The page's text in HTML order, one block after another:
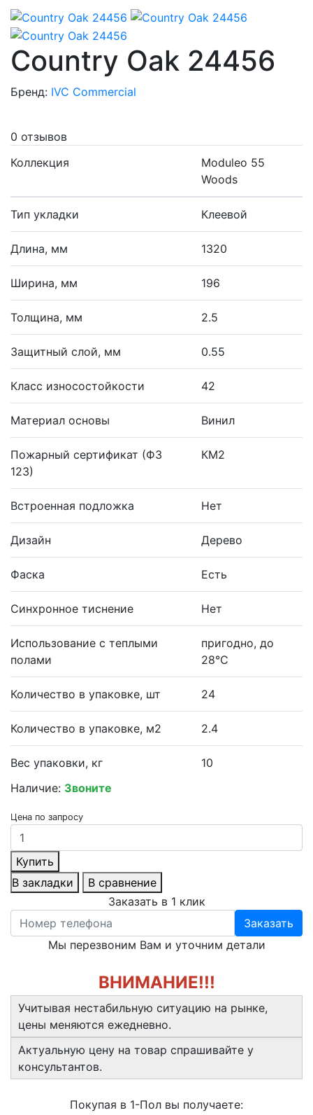
Country Oak 24456
Бренд: IVC Commercial
0 отзывов
Коллекция
Moduleo 55
Woods
Тип укладки Клеевой
Длина, мм 1320
Ширина, мм 196
Толщина, мм 2.5
Защитный слой, мм 0.55
Класс износостойкости 42
Материал основы Винил
Пожарный сертификат (ФЗ
123)
КМ2
Встроенная подложка Нет
Дизайн Дерево
Фаска Есть
Синхронное тиснение Нет
Использование с теплыми
полами
пригодно, до
28°С
Количество в упаковке, шт 24
Количество в упаковке, м2 2.4
Вес упаковки, кг
10
Наличие: Звоните
Цена по запросу
Купить
В закладки
В сравнение
Заказать в 1 клик
Заказать
Мы перезвоним Вам и уточним детали
ВНИМАНИЕ!!!
Учитывая нестабильную ситуацию на рынке,
цены меняются ежедневно.
Актуальную цену на товар спрашивайте у
консультантов.
Покупая в 1-Пол вы получаете: